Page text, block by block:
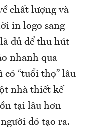
chất lượng và
in logo sang
đủ để thu hút
nhanh qua
“tuổi thọ” lâu
nhà thiết kế
tại lâu hơn
đó tạo ra.